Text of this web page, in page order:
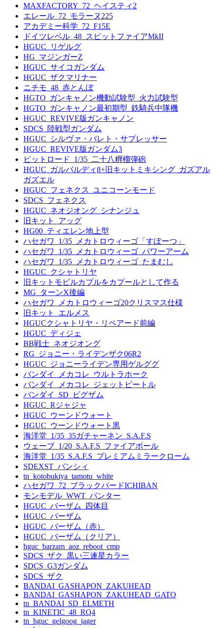
MAXFACTORY_72_ヘイスティ2
エレール_72_モラーヌ225
アカデミー科学_72_F15E
ドイツレベル_48_スピットファイアMkII
HGUC_リゲルグ
HG_マジンガーZ
HGUC_サイコガンダム
HGUC_ザクマリナー
ニチモ_48_赤とんぼ
HGTO_ガンキャノン機動試験型_火力試験型
HGTO_ガンキャノン最初期型_鉄騎兵中隊機
HGUC_REVIVE版ガンキャノン
SDCS_陸戦型ガンダム
HGUC_シルヴァ・バレト・サプレッサー
HGUC_REVIVE版ガンダム3
ピットロード_1/35_二十八糎榴弾砲
HGUC_ガルバルディβ+旧キットミキシング_ガズアル
ガズエル
HGUC_フェネクス_ユニコーンモード
SDCS_フェネクス
HGUC_ネオジオング_シナンジュ
旧キット_アッグ
HG00_ティエレン地上型
ハセガワ_1/35_メカトロウィーゴ「すぽーつ」
ハセガワ_1/35_メカトロウィーゴ_パワーアーム
ハセガワ_1/35_メカトロウィーゴ_たまむし
HGUC_クシャトリヤ
旧キットモビルカプルをカプールとして作る
MG_ターンX後編
ハセガワ_メカトロウィーゴ20クリスマス仕様
旧キット_エルメス
HGUCクシャトリヤ・リペアード前編
HGUC_ディジェ
BB戦士_ネオジオング
RG_ジョニー・ライデンザク06R2
HGUC_ジョニーライデン専用ゲルググ
バンダイ_メカコレ_ウルトラホーク
バンダイ_メカコレ_ジェットビートル
バンダイ_SD_ビグザム
HGUC_Rジャジャ
HGUC_ウーンドウォート
HGUC_ウーンドウォート黒
海洋堂_1/35_35ガチャーネン_S.A.F.S
ウェーブ_1/20_S.A.F.S_ファイアボール
海洋堂_1/35_S.A.F.S_プレミアムミラークローム
SDEXST_バンシィ
tn_kotobukiya_tamotu_white
ハセガワ_72_ブラックバードICHIBAN
モンモデル_WWT_パンター
HGUC_バーザム_四体目
HGUC_バーザム
HGUC_バーザム（赤）
HGUC_バーザム（クリア）
hguc_barzam_aoz_reboot_cmp
SDCS_ザク_黒い三連星カラー
SDCS_G3ガンダム
SDCS_ザク
BANDAI_GASHAPON_ZAKUHEAD
BANDAI_GASHAPON_ZAKUHEAD_GATO
tn_BANDAI_SD_ELMETH
tn_KINETIC_48_RQ4
tn_hguc_gelgoog_jager